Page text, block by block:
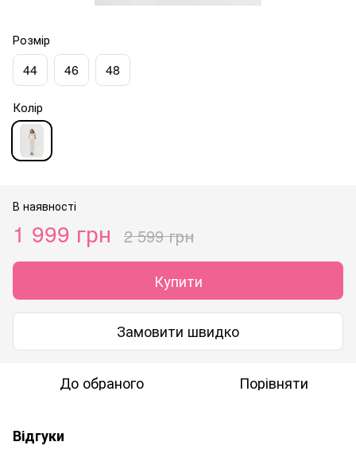
Розмір
44 46 48
Колір
В наявності
1 999 грн 2 599 грн
Купити
Замовити швидко
До обраного Порівняти
Відгуки